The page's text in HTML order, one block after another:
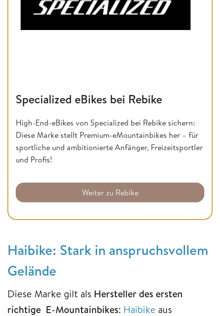
Specialized eBikes bei Rebike
High-End-eBikes von Specialized bei Rebike sichern:
Diese Marke stellt Premium-eMountainbikes her – für
sportliche und ambitionierte Anfänger, Freizeitsportler
und Profis!
Weiter zu Rebike
Haibike: Stark in anspruchsvollem
Gelände
Diese Marke gilt als Hersteller des ersten
richtige E-Mountainbikes: Haibike aus